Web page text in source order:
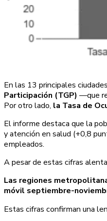
En las 13 principales
Participación (TGP) —que
Por otro lado, la Tasa de
El informe destaca que la
y atención en salud (+0,8
empleados.
A pesar de estas cifras
Las regiones
móvil septiembre-
Estas cifras confirman una